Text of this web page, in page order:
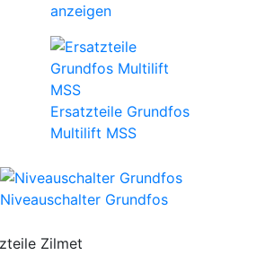
anzeigen
Ersatzteile Grundfos
Multilift MSS
Niveauschalter Grundfos